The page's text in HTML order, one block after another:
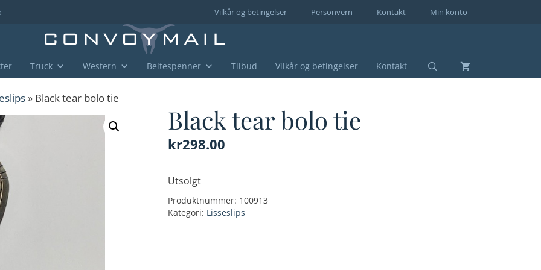
Min konto
Kontakt
Personvern
Vilkår og betingelser
Truck Western Beltespenner Tilbud Vilkår og betingelser Kontakt
» Black tear bolo tie
Black tear bolo tie
kr298.00
Utsolgt
Produktnummer: 100913
Kategori: Lisseslips